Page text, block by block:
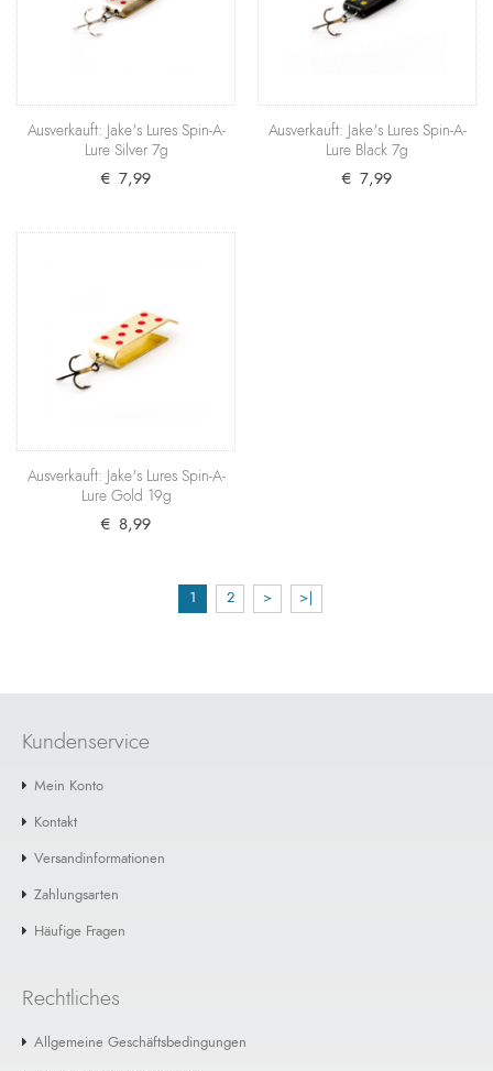
Eine exzellente Wahl für das Angeln in überfischten
Gewässern: Der Wobbler von Jake's Lures in Gold ..
+ Warenkorb
Der Silberschatz am See: Dieses Modell von Jake's
Lures mit einem Gewicht von 10 Gramm. Als Teil
€ 8,99
+ Warenkorb
Ausverkauft: Jake's Lures Li’l Jake Gold
Ein absolutes Muss für jeden Spinnfischer, der es
auf Forellen oder Barsche abgesehen hat: Der Lil' ..
+ Warenkorb
Gold 7g
Fangerfolge - mit dem Spin-A-Lure in Gold von
€ 7,99
Ausverkauft: Jake's Lures Spin-A-
Lure Silver 7g
€ 7,99
Ausverkauft: Jake's Lures Spin-A-
Lure Black 7g
€ 7,99
Ausverkauft: Jake's Lures Spin-A-
Lure Gold 19g
€ 8,99
1 2 > >|
Kundenservice
Mein Konto
Kontakt
Versandinformationen
Zahlungsarten
Häufige Fragen
Rechtliches
Allgemeine Geschäftsbedingungen